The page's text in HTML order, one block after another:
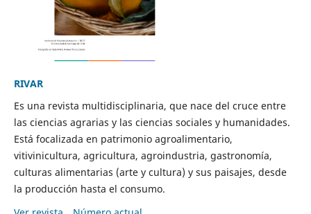
RIVAR
Es una revista multidisciplinaria, que nace del cruce entre
las ciencias agrarias y las ciencias sociales y humanidades.
Está focalizada en patrimonio agroalimentario,
vitivinicultura, agricultura, agroindustria, gastronomía,
culturas alimentarias (arte y cultura) y sus paisajes, desde
la producción hasta el consumo.